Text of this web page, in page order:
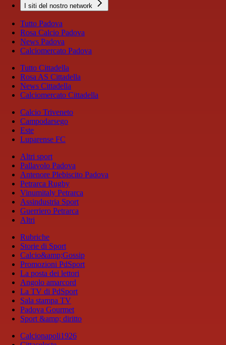
I siti del nostro network
Tutto Padova
Rosa Calcio Padova
News Padova
Calciomercato Padova
Tutto Cittadella
Rosa AS Cittadella
News Cittadella
Calciomercato Cittadella
Calcio Triveneto
Campodarsego
Este
Luparense FC
Altri sport
Pallavolo Padova
Antenore Plebiscito Padova
Petrarca Rugby
Vinumitaly Petrarca
Assindustria Sport
Guerriero Petrarca
Altri
Rubriche
Storie di Sport
Calcio&amp;Gossip
Promozioni PdSport
La posta dei lettori
Angolo amarcord
La TV di PdSport
Sala stampa TV
Padova Gourmet
Sport &amp; diritto
Calcionapoli1926